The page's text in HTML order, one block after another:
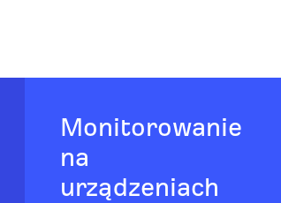
Monitorowanie
na
urządzeniach